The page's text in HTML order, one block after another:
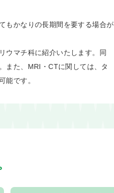
もかなりの長期間を要する場合が
ウマチ科に紹介いたします。同
また、MRI・CTに関しては、タ
能です。